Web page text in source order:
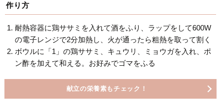
作り方
耐熱容器に鶏ササミを入れて酒をふり、ラップをして600W
の電子レンジで2分加熱し、火が通ったら粗熱を取って割く
ボウルに「1」の鶏ササミ、キュウリ、ミョウガを入れ、ポ
ン酢を加えて和える。お好みでゴマをふる
献立の栄養素もチェック！